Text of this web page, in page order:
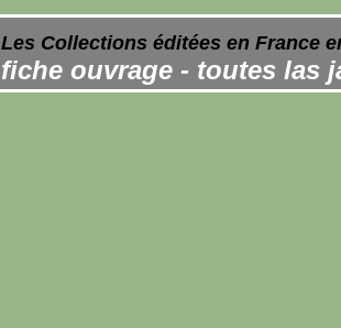
Les Collections éditées en France
fiche ouvrage - toutes las